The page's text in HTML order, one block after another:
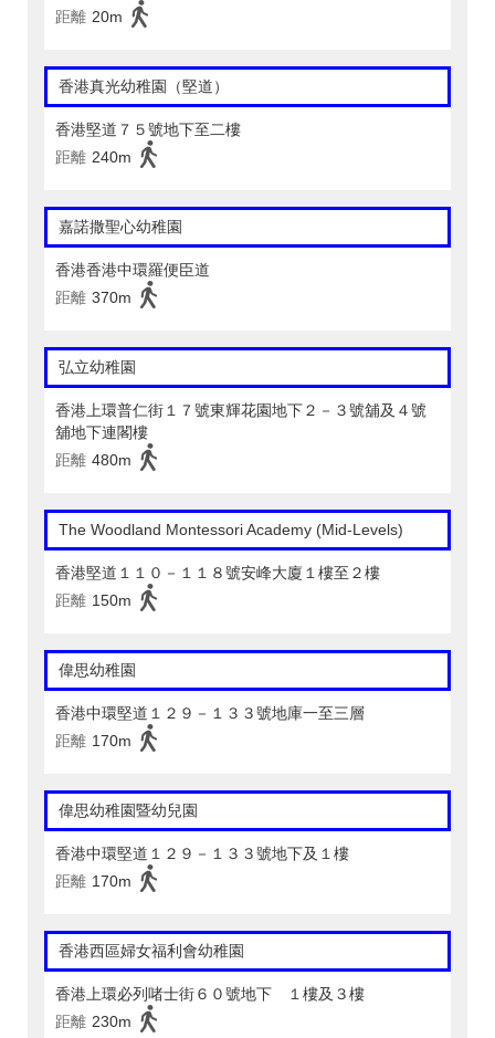
距離 20m
香港真光幼稚園（堅道）
香港堅道７５號地下至二樓
距離 240m
嘉諾撒聖心幼稚園
香港香港中環羅便臣道
距離 370m
弘立幼稚園
香港上環普仁街１７號東輝花園地下２－３號舖及４號
舖地下連閣樓
距離 480m
The Woodland Montessori Academy (Mid-Levels)
香港堅道１１０－１１８號安峰大廈１樓至２樓
距離 150m
偉思幼稚園
香港中環堅道１２９－１３３號地庫一至三層
距離 170m
偉思幼稚園暨幼兒園
香港中環堅道１２９－１３３號地下及１樓
距離 170m
香港西區婦女福利會幼稚園
香港上環必列啫士街６０號地下 １樓及３樓
距離 230m